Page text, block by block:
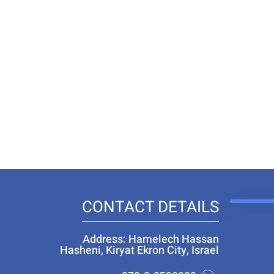
CONTACT DETAILS
Address: Hamelech Hassan
Hasheni, Kiryat Ekron City, Israel